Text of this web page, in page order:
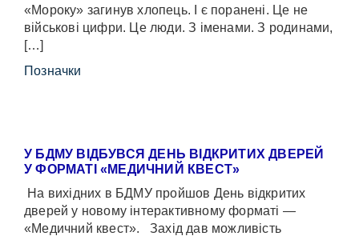
«Мороку» загинув хлопець. І є поранені. Це не
військові цифри. Це люди. З іменами. З родинами,
[…]
Позначки
У БДМУ ВІДБУВСЯ ДЕНЬ ВІДКРИТИХ ДВЕРЕЙ
У ФОРМАТІ «МЕДИЧНИЙ КВЕСТ»
На вихідних в БДМУ пройшов День відкритих
дверей у новому інтерактивному форматі —
«Медичний квест». Захід дав можливість